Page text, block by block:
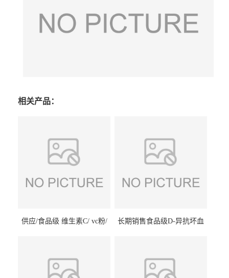
相关产品：
供应/食品级 维生素C/ vc粉/
长期销售食品级D-异抗坏血